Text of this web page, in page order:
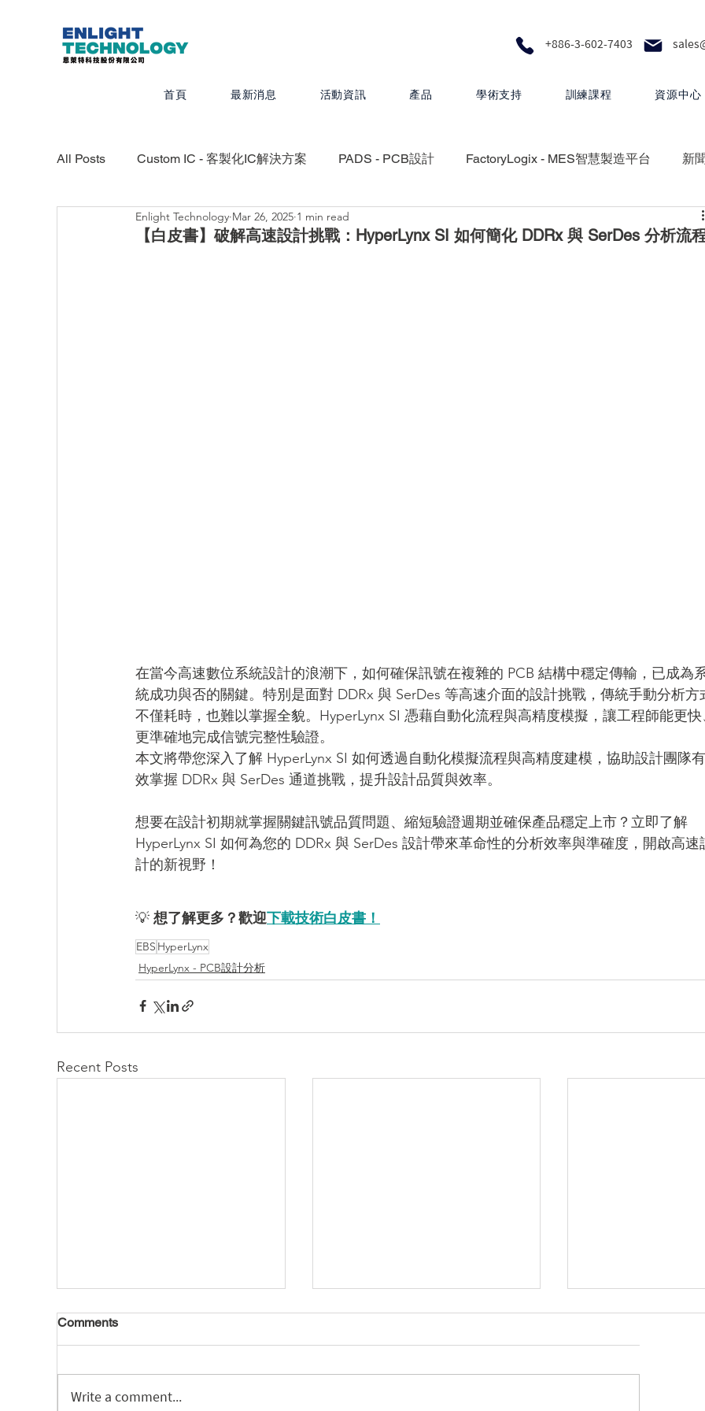
+886-3-602-7403
首頁 最新消息 活動資訊 產品 學術支持 訓練課程 資源中心
All Posts Custom IC - 客製化IC解決方案 PADS - PCB設計 FactoryLogix - MES智慧製造平台 新
Valor - PCB設計、組裝、測試最佳化 CADRA - 設計製圖
【白皮書】破解高速設計挑戰：HyperLynx SI 如何簡化 DDRx 與 SerDes 分析流
Enlight Technology Mar 26, 2025 1 min read
在當今高速數位系統設計的浪潮下，如何確保訊號在複雜的 PCB 結構中穩定傳輸，已成為
統成功與否的關鍵。特別是面對 DDRx 與 SerDes 等高速介面的設計挑戰，傳統手動分析方
不僅耗時，也難以掌握全貌。HyperLynx SI 憑藉自動化流程與高精度模擬，讓工程師能更快
更準確地完成信號完整性驗證。
本文將帶您深入了解 HyperLynx SI 如何透過自動化模擬流程與高精度建模，協助設計團隊有
效掌握 DDRx 與 SerDes 通道挑戰，提升設計品質與效率。
想要在設計初期就掌握關鍵訊號品質問題、縮短驗證週期並確保產品穩定上市？立即了解
HyperLynx SI 如何為您的 DDRx 與 SerDes 設計帶來革命性的分析效率與準確度，開啟高速
計的新視野！
💡 想了解更多？歡迎下載技術白皮書！
EBS HyperLynx
HyperLynx - PCB設計分析
Recent Posts
Comments
Write a comment...